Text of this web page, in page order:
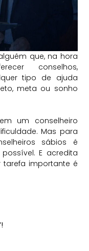
que, na hora
conselhos,
tipo de ajuda
meta ou sonho
um conselheiro
Mas para
sábios é
E acredita
tarefa importante é